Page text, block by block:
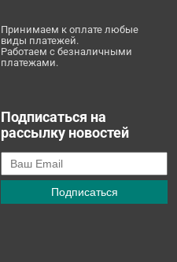
Принимаем к оплате любые
виды платежей.
Работаем с безналичными
платежами.
Подписаться на
рассылку новостей